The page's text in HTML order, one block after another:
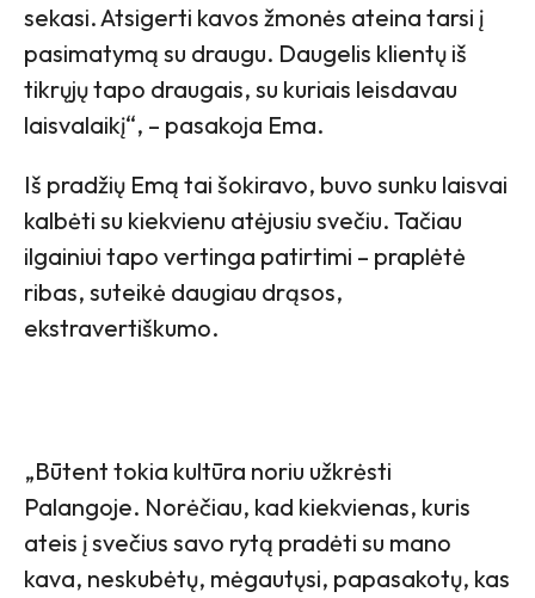
sekasi. Atsigerti kavos žmonės ateina tarsi į
pasimatymą su draugu. Daugelis klientų iš
tikrųjų tapo draugais, su kuriais leisdavau
laisvalaikį“, – pasakoja Ema.
Iš pradžių Emą tai šokiravo, buvo sunku laisvai
kalbėti su kiekvienu atėjusiu svečiu. Tačiau
ilgainiui tapo vertinga patirtimi – praplėtė
ribas, suteikė daugiau drąsos,
ekstravertiškumo.
„Būtent tokia kultūra noriu užkrėsti
Palangoje. Norėčiau, kad kiekvienas, kuris
ateis į svečius savo rytą pradėti su mano
kava, neskubėtų, mėgautųsi, papasakotų, kas